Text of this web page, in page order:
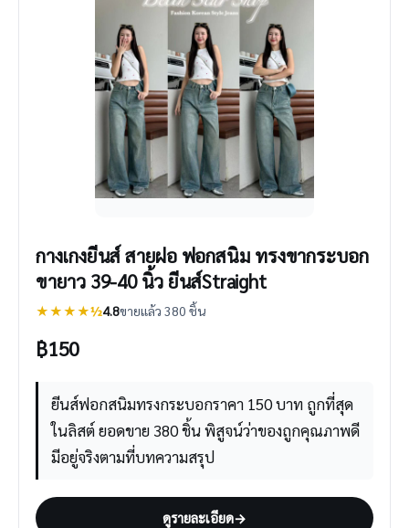
กางเกงยีนส์ สายฝอ ฟอกสนิม ทรงขากระบอก
ขายาว 39-40 นิ้ว ยีนส์Straight
★★★★½4.8ขายแล้ว 380 ชิ้น
฿150
ยีนส์ฟอกสนิมทรงกระบอกราคา 150 บาท ถูกที่สุด
ในลิสต์ ยอดขาย 380 ชิ้น พิสูจน์ว่าของถูกคุณภาพดี
มีอยู่จริงตามที่บทความสรุป
ดูรายละเอียด→